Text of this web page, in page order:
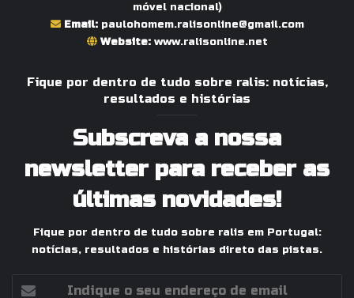
móvel nacional)
Email: paulohomem.ralisonline@gmail.com
Website: www.ralisonline.net
Fique por dentro de tudo sobre ralis: notícias,
resultados e histórias
Subscreva a nossa
newsletter para receber as
últimas novidades!
Fique por dentro de tudo sobre ralis em Portugal:
notícias, resultados e histórias direto das pistas.